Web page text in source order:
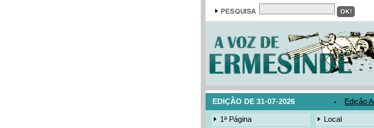
EDIÇÃO DE 31-07-2026 Edição
1ª Página
Local